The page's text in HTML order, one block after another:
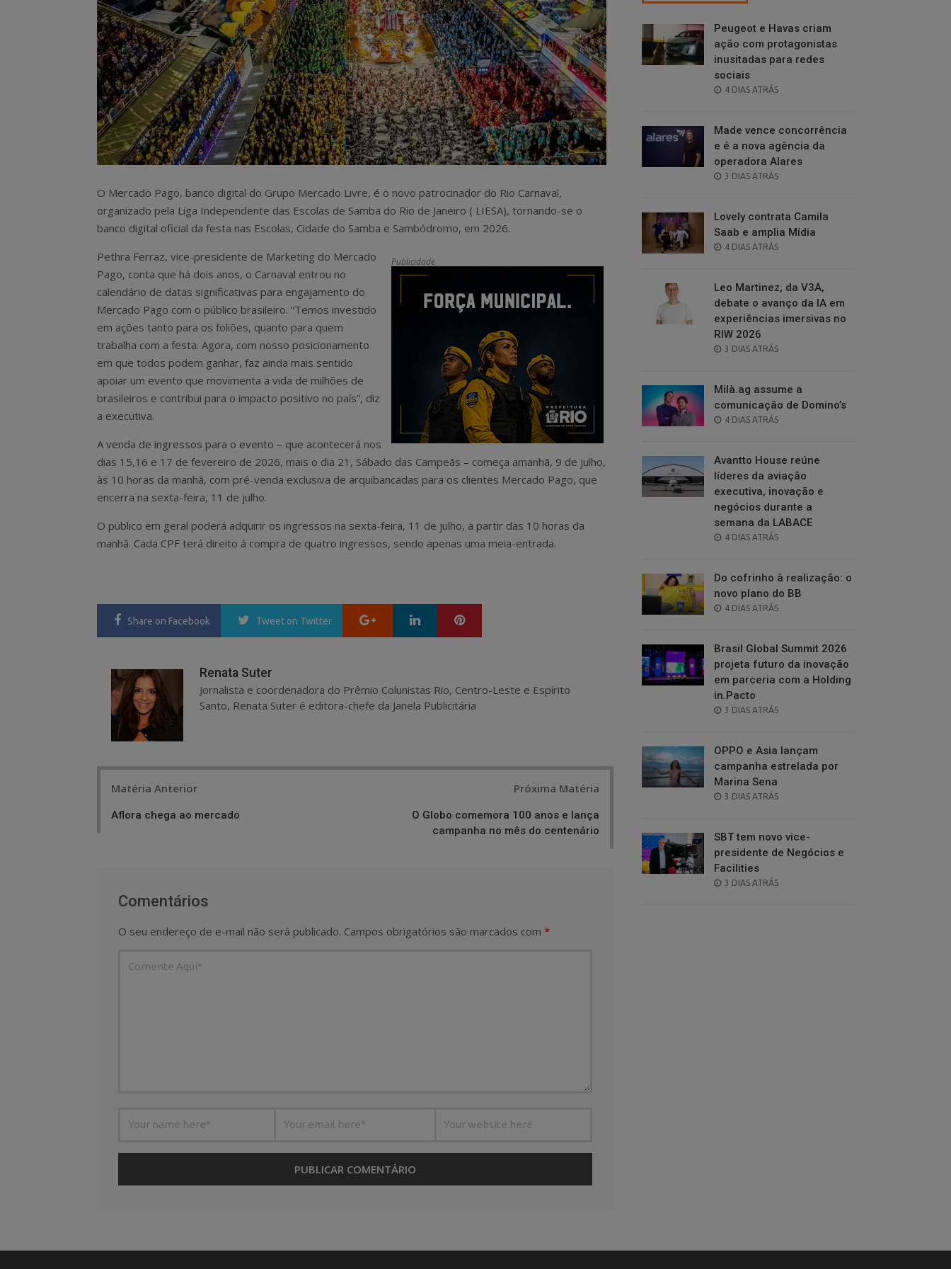
O Mercado Pago, banco digital do Grupo Mercado Livre, é o novo patrocinador do Rio Carnaval,
organizado pela Liga Independente das Escolas de Samba do Rio de Janeiro ( LIESA), tornando-se o
banco digital oficial da festa nas Escolas, Cidade do Samba e Sambódromo, em 2026.
Publicidade
Pethra Ferraz, vice-presidente de Marketing do Mercado
Pago, conta que há dois anos, o Carnaval entrou no
calendário de datas significativas para engajamento do
Mercado Pago com o público brasileiro. “Temos investido
em ações tanto para os foliões, quanto para quem
trabalha com a festa. Agora, com nosso posicionamento
em que todos podem ganhar, faz ainda mais sentido
apoiar um evento que movimenta a vida de milhões de
brasileiros e contribui para o impacto positivo no país”, diz
a executiva.
A venda de ingressos para o evento – que acontecerá nos
dias 15,16 e 17 de fevereiro de 2026, mais o dia 21, Sábado das Campeãs – começa amanhã, 9 de julho,
às 10 horas da manhã, com pré-venda exclusiva de arquibancadas para os clientes Mercado Pago, que
encerra na sexta-feira, 11 de julho.
O público em geral poderá adquirir os ingressos na sexta-feira, 11 de julho, a partir das 10 horas da
manhã. Cada CPF terá direito à compra de quatro ingressos, sendo apenas uma meia-entrada.
Share on Facebook Tweet on Twitter Google+ LinkedIn
Renata Suter
Jornalista e coordenadora do Prêmio Colunistas Rio, Centro-Leste e Espírito
Santo, Renata Suter é editora-chefe da Janela Publicitária
Matéria Anterior
Aflora chega ao mercado
Próxima Matéria
O Globo comemora 100 anos e lança
campanha no mês do centenário
Comentários
O seu endereço de e-mail não será publicado. Campos obrigatórios são marcados com *
Peugeot e Havas criam
ação com protagonistas
inusitadas para redes
sociais
POSTED
4 DIAS ATRÁS
Made vence concorrência
e é a nova agência da
operadora Alares
POSTED
3 DIAS ATRÁS
Lovely contrata Camila
Saab e amplia Mídia
POSTED
4 DIAS ATRÁS
Leo Martinez, da V3A,
debate o avanço da IA em
experiências imersivas no
RIW 2026
POSTED
3 DIAS ATRÁS
Milà.ag assume a
comunicação de Domino’s
POSTED
4 DIAS ATRÁS
Avantto House reúne
líderes da aviação
executiva, inovação e
negócios durante a
semana da LABACE
POSTED
4 DIAS ATRÁS
Do cofrinho à realização: o
novo plano do BB
POSTED
4 DIAS ATRÁS
Brasil Global Summit 2026
projeta futuro da inovação
em parceria com a Holding
in.Pacto
POSTED
3 DIAS ATRÁS
OPPO e Asia lançam
campanha estrelada por
Marina Sena
POSTED
3 DIAS ATRÁS
SBT tem novo vice-
presidente de Negócios e
Facilities
POSTED
3 DIAS ATRÁS